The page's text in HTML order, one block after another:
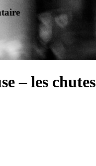
– les chutes